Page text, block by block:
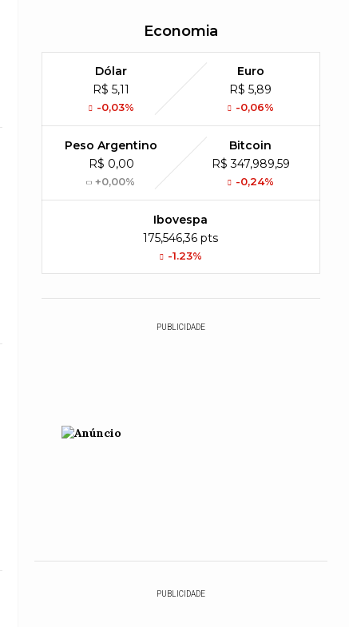
Economia
Dólar
R$ 5,11
-0,03%
Euro
R$ 5,89
-0,06%
Peso Argentino
R$ 0,00
+0,00%
Bitcoin
R$ 347,989,59
-0,24%
Ibovespa
175,546,36 pts
-1.23%
PUBLICIDADE
PUBLICIDADE